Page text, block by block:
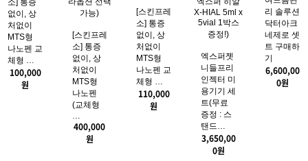
[스킨프레
소] 통증
없이, 상
처없이
MTS형
나노펜 교
체형 …
100,000
[스킨프레
소] 통증
없이, 상
처없이
MTS형
나노펜
(교체형
…
400,000
[스킨프레
소] 통증
없이, 상
처없이
MTS형
나노펜 교
체형 …
110,000
엑스퍼젯
니들프리
인젝터 미
용기기 세
트(무료
증정 : 스
탠드…
3,650,00
여드름관
리 솔루션
닥터아크
네제로 셋
트 구매하
기
6,600,00